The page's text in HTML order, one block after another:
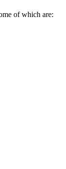
of which are: